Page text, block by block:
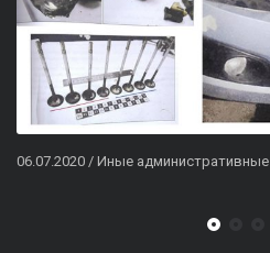
06.07.2020 / Иные административные